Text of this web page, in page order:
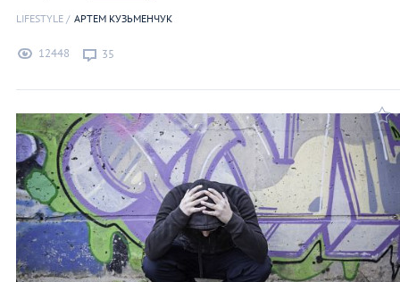
LIFESTYLE АРТЕМ КУЗЬМЕНЧУК
12448 35